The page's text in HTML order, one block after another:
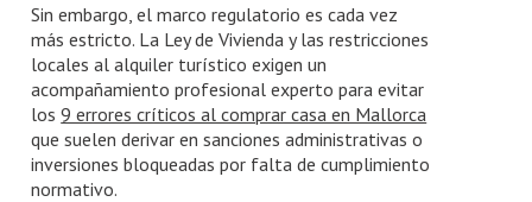
Sin embargo, el marco regulatorio es cada vez
más estricto. La Ley de Vivienda y las restricciones
locales al alquiler turístico exigen un
acompañamiento profesional experto para evitar
los9 errores críticos al comprar casa en Mallorca
que suelen derivar en sanciones administrativas o
inversiones bloqueadas por falta de cumplimiento
normativo.